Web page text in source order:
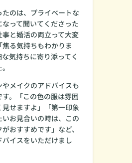
のは、プライベートな
って聞いてくださった
事と婚活の両立って大変
る気持ちもわかりま
気持ちに寄り添ってく
やメイクのアドバイスも
。「この色の服は雰囲
せますよ」「第一印象
いお見合いの時は、この
おすすめです」など、
イスをいただけまし